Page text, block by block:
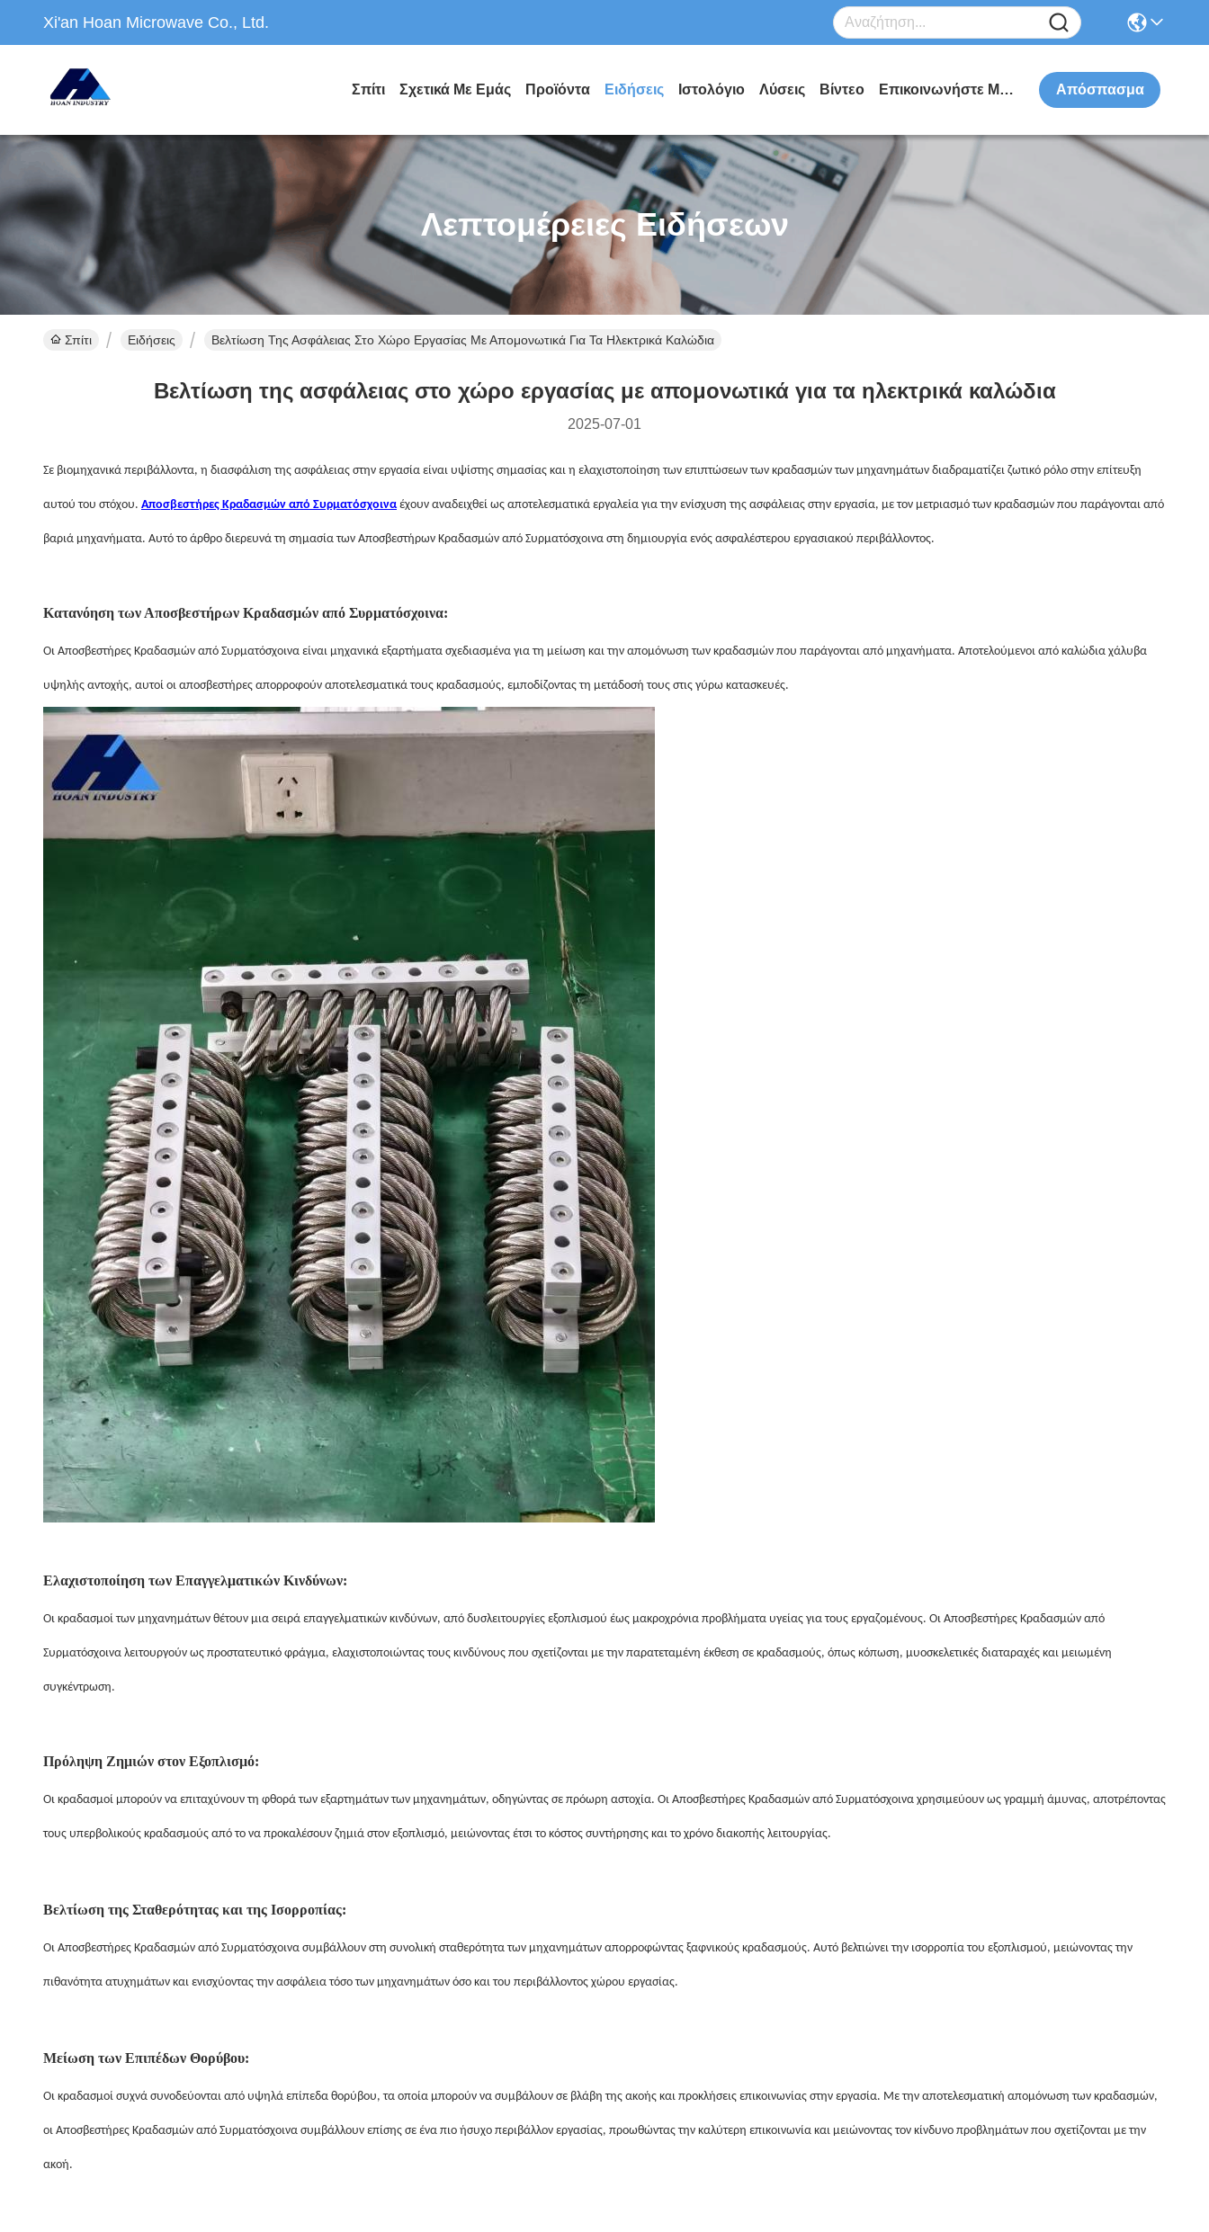
Xi'an Hoan Microwave Co., Ltd.
Σπίτι Σχετικά Με Εμάς Προϊόντα Ειδήσεις Ιστολόγιο Λύσεις Βίντεο Επικοινωνήστε Μαζί Μας Απόσπασμα
Λεπτομέρειες Ειδήσεων
Σπίτι Ειδήσεις Βελτίωση Της Ασφάλειας Στο Χώρο Εργασίας Με Απομονωτικά Για Τα Ηλεκτρικά Καλώδια
Βελτίωση της ασφάλειας στο χώρο εργασίας με απομονωτικά για τα ηλεκτρικά καλώδια
2025-07-01
Σε βιομηχανικά περιβάλλοντα, η διασφάλιση της ασφάλειας στην εργασία είναι υψίστης σημασίας και η ελαχιστοποίηση των επιπτώσεων των κραδασμών των μηχανημάτων διαδραματίζει ζωτικό ρόλο στην επίτευξη
αυτού του στόχου. Αποσβεστήρες Κραδασμών από Συρματόσχοιναέχουν αναδειχθεί ως αποτελεσματικά εργαλεία για την ενίσχυση της ασφάλειας στην εργασία, με τον μετριασμό των κραδασμών που παράγονται από
βαριά μηχανήματα. Αυτό το άρθρο διερευνά τη σημασία των Αποσβεστήρων Κραδασμών από Συρματόσχοινα στη δημιουργία ενός ασφαλέστερου εργασιακού περιβάλλοντος.
Κατανόηση των Αποσβεστήρων Κραδασμών από Συρματόσχοινα:
Οι Αποσβεστήρες Κραδασμών από Συρματόσχοινα είναι μηχανικά εξαρτήματα σχεδιασμένα για τη μείωση και την απομόνωση των κραδασμών που παράγονται από μηχανήματα. Αποτελούμενοι από καλώδια χάλυβα
υψηλής αντοχής, αυτοί οι αποσβεστήρες απορροφούν αποτελεσματικά τους κραδασμούς, εμποδίζοντας τη μετάδοσή τους στις γύρω κατασκευές.
Ελαχιστοποίηση των Επαγγελματικών Κινδύνων:
Οι κραδασμοί των μηχανημάτων θέτουν μια σειρά επαγγελματικών κινδύνων, από δυσλειτουργίες εξοπλισμού έως μακροχρόνια προβλήματα υγείας για τους εργαζομένους. Οι Αποσβεστήρες Κραδασμών από
Συρματόσχοινα λειτουργούν ως προστατευτικό φράγμα, ελαχιστοποιώντας τους κινδύνους που σχετίζονται με την παρατεταμένη έκθεση σε κραδασμούς, όπως κόπωση, μυοσκελετικές διαταραχές και μειωμένη
συγκέντρωση.
Πρόληψη Ζημιών στον Εξοπλισμό:
Οι κραδασμοί μπορούν να επιταχύνουν τη φθορά των εξαρτημάτων των μηχανημάτων, οδηγώντας σε πρόωρη αστοχία. Οι Αποσβεστήρες Κραδασμών από Συρματόσχοινα χρησιμεύουν ως γραμμή άμυνας, αποτρέποντας
τους υπερβολικούς κραδασμούς από το να προκαλέσουν ζημιά στον εξοπλισμό, μειώνοντας έτσι το κόστος συντήρησης και το χρόνο διακοπής λειτουργίας.
Βελτίωση της Σταθερότητας και της Ισορροπίας:
Οι Αποσβεστήρες Κραδασμών από Συρματόσχοινα συμβάλλουν στη συνολική σταθερότητα των μηχανημάτων απορροφώντας ξαφνικούς κραδασμούς. Αυτό βελτιώνει την ισορροπία του εξοπλισμού, μειώνοντας την
πιθανότητα ατυχημάτων και ενισχύοντας την ασφάλεια τόσο των μηχανημάτων όσο και του περιβάλλοντος χώρου εργασίας.
Μείωση των Επιπέδων Θορύβου:
Οι κραδασμοί συχνά συνοδεύονται από υψηλά επίπεδα θορύβου, τα οποία μπορούν να συμβάλουν σε βλάβη της ακοής και προκλήσεις επικοινωνίας στην εργασία. Με την αποτελεσματική απομόνωση των κραδασμών,
οι Αποσβεστήρες Κραδασμών από Συρματόσχοινα συμβάλλουν επίσης σε ένα πιο ήσυχο περιβάλλον εργασίας, προωθώντας την καλύτερη επικοινωνία και μειώνοντας τον κίνδυνο προβλημάτων που σχετίζονται με την
ακοή.